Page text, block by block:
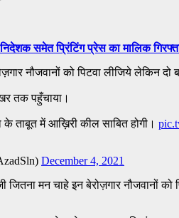
समेत प्रिंटिंग प्रेस का मालिक
नौजवानों को पिटवा लीजिये लेकिन दो
तक पहुँचाया।
के ताबूत में आख़िरी कील साबित होगी।
December 4, 2021
मन चाहे इन बेरोज़गार नौजवानों को